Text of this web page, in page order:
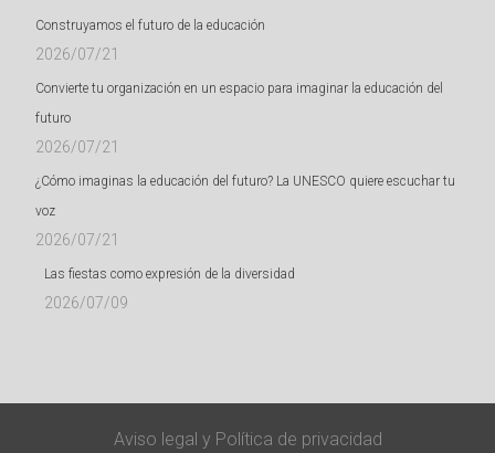
Construyamos el futuro de la educación
2026/07/21
Convierte tu organización en un espacio para imaginar la educación del
futuro
2026/07/21
¿Cómo imaginas la educación del futuro? La UNESCO quiere escuchar tu
voz
2026/07/21
Las fiestas como expresión de la diversidad
2026/07/09
Aviso legal y Política de privacidad